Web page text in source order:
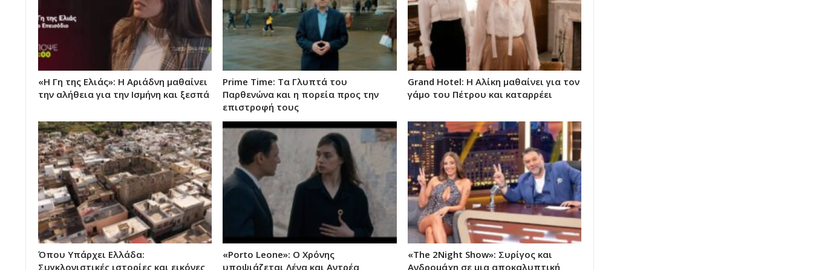
«Η Γη της Ελιάς»: Η Αριάδνη μαθαίνει
την αλήθεια για την Ισμήνη και ξεσπά
Prime Time: Τα Γλυπτά του
Παρθενώνα και η πορεία προς την
επιστροφή τους
Grand Hotel: Η Αλίκη μαθαίνει για τον
γάμο του Πέτρου και καταρρέει
Όπου Υπάρχει Ελλάδα:
Συγκλονιστικές ιστορίες και εικόνες
«Porto Leone»: Ο Χρόνης
υποψιάζεται Λένα και Αντρέα
«The 2Night Show»: Συρίγος και
Ανδρομάχη σε μια αποκαλυπτική